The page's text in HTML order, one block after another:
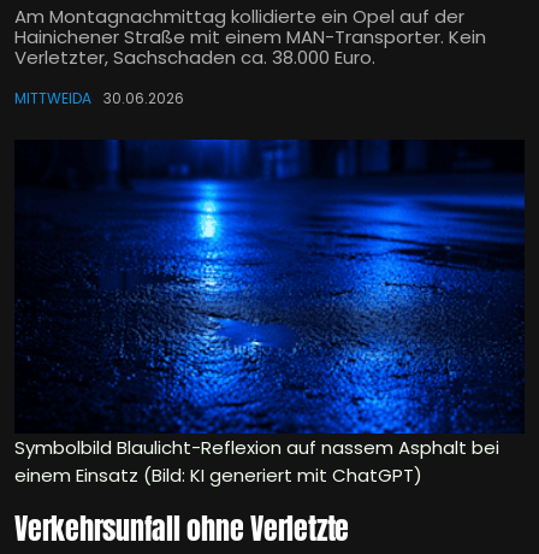
Am Montagnachmittag kollidierte ein Opel auf der
Hainichener Straße mit einem MAN-Transporter. Kein
Verletzter, Sachschaden ca. 38.000 Euro.
MITTWEIDA 30.06.2026
Symbolbild Blaulicht-Reflexion auf nassem Asphalt bei
einem Einsatz (Bild: KI generiert mit ChatGPT)
Verkehrsunfall ohne Verletzte